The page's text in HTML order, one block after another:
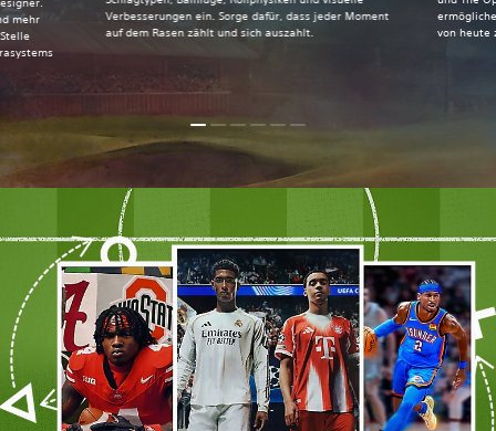
Verbesserungen ein. Sorge dafür, dass jeder Moment
auf dem Rasen zählt und sich auszahlt.
von heute
mehr